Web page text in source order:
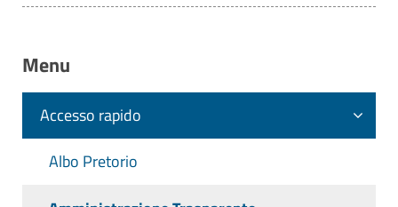
all'accesso civico di cui all'art. 5 co. 2
del D. Lgs 33/2013
prevenzione della corruzione e della
Menu
Accesso rapido
Albo Pretorio